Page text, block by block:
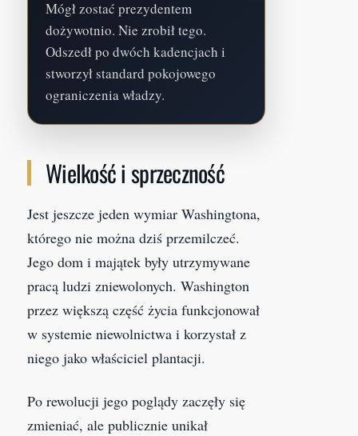
Mógł zostać prezydentem
dożywotnio. Nie zrobił tego.
Odszedł po dwóch kadencjach i
stworzył standard pokojowego
ograniczenia władzy.
Wielkość i sprzeczność
Jest jeszcze jeden wymiar Washingtona,
którego nie można dziś przemilczeć.
Jego dom i majątek były utrzymywane
pracą ludzi zniewolonych. Washington
przez większą część życia funkcjonował
w systemie niewolnictwa i korzystał z
niego jako właściciel plantacji.
Po rewolucji jego poglądy zaczęły się
zmieniać, ale publicznie unikał